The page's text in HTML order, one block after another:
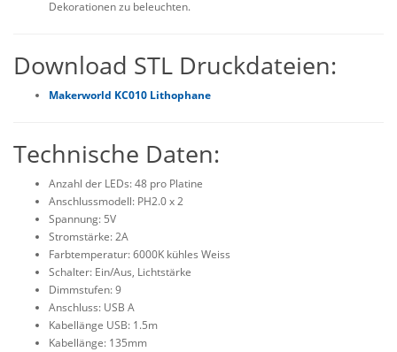
Dekorationen zu beleuchten.
Download STL Druckdateien:
Makerworld KC010 Lithophane
Technische Daten:
Anzahl der LEDs: 48 pro Platine
Anschlussmodell: PH2.0 x 2
Spannung: 5V
Stromstärke: 2A
Farbtemperatur: 6000K kühles Weiss
Schalter: Ein/Aus, Lichtstärke
Dimmstufen: 9
Anschluss: USB A
Kabellänge USB: 1.5m
Kabellänge: 135mm